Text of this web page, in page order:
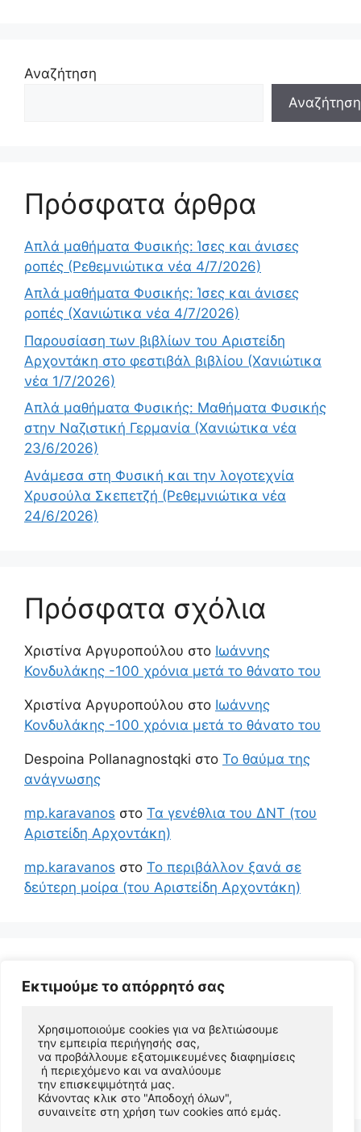
Εκτιμούμε το απόρρητό σας
Χρησιμοποιούμε cookies για να βελτιώσουμε
την εμπειρία περιήγησής σας,
να προβάλλουμε εξατομικευμένες διαφημίσεις
ή περιεχόμενο και να αναλύουμε
την επισκεψιμότητά μας.
Κάνοντας κλικ στο "Αποδοχή όλων",
συναινείτε στη χρήση των cookies από εμάς.
Αναζήτηση
Αναζήτηση
Πρόσφατα άρθρα
Απλά μαθήματα Φυσικής: Ίσες και άνισες
ροπές (Ρεθεμνιώτικα νέα 4/7/2026)
Απλά μαθήματα Φυσικής: Ίσες και άνισες
ροπές (Χανιώτικα νέα 4/7/2026)
Παρουσίαση των βιβλίων του Αριστείδη
Αρχοντάκη στο φεστιβάλ βιβλίου (Χανιώτικα
νέα 1/7/2026)
Απλά μαθήματα Φυσικής: Μαθήματα Φυσικής
στην Ναζιστική Γερμανία (Χανιώτικα νέα
23/6/2026)
Ανάμεσα στη Φυσική και την λογοτεχνία
Χρυσούλα Σκεπετζή (Ρεθεμνιώτικα νέα
24/6/2026)
Πρόσφατα σχόλια
Χριστίνα Αργυροπούλου στο Ιωάννης
Κονδυλάκης -100 χρόνια μετά το θάνατο του
Χριστίνα Αργυροπούλου στο Ιωάννης
Κονδυλάκης -100 χρόνια μετά το θάνατο του
Despoina Pollanagnostqki στο Το θαύμα της
ανάγνωσης
mp.karavanos στο Τα γενέθλια του ΔΝΤ (του
Αριστείδη Αρχοντάκη)
mp.karavanos στο Το περιβάλλον ξανά σε
δεύτερη μοίρα (του Αριστείδη Αρχοντάκη)
© 2026 Αριστείδης Αρχοντάκης Φυσικός Συγγραφέας
• Φτιαγμένο μεGeneratePress